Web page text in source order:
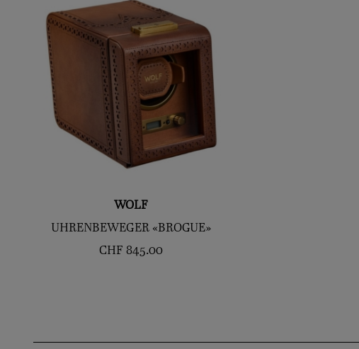
WOLF
UHRENBEWEGER «BROGUE»
CHF 845.00